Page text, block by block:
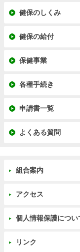
健保のしくみ
健保の給付
保健事業
各種手続き
申請書一覧
よくある質問
組合案内
アクセス
個人情報保護につい
リンク